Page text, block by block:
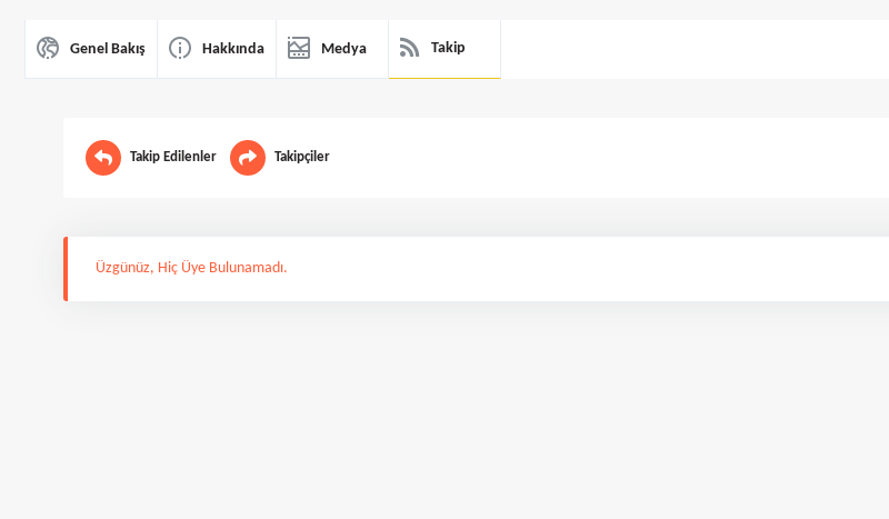
Genel Bakış Hakkında Medya Takip
Takip Edilenler Takipçiler
Üzgünüz, Hiç Üye Bulunamadı.